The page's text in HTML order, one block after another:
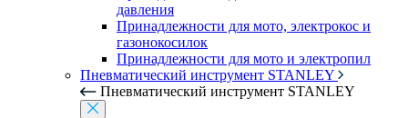
давления
Принадлежности для мото, электрокос и
газонокосилок
Принадлежности для мото и электропил
Пневматический инструмент STANLEY
Пневматический инструмент STANLEY